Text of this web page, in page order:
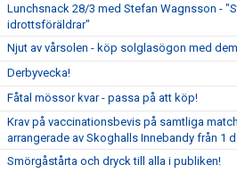
Lunchsnack 28/3 med Stefan Wagnsson -
idrottsföräldrar"
Njut av vårsolen - köp solglasögon med
Derbyvecka!
Fåtal mössor kvar - passa på att köp!
Krav på vaccinationsbevis på samtliga
arrangerade av Skoghalls Innebandy från 1
Smörgåstårta och dryck till alla i publiken!